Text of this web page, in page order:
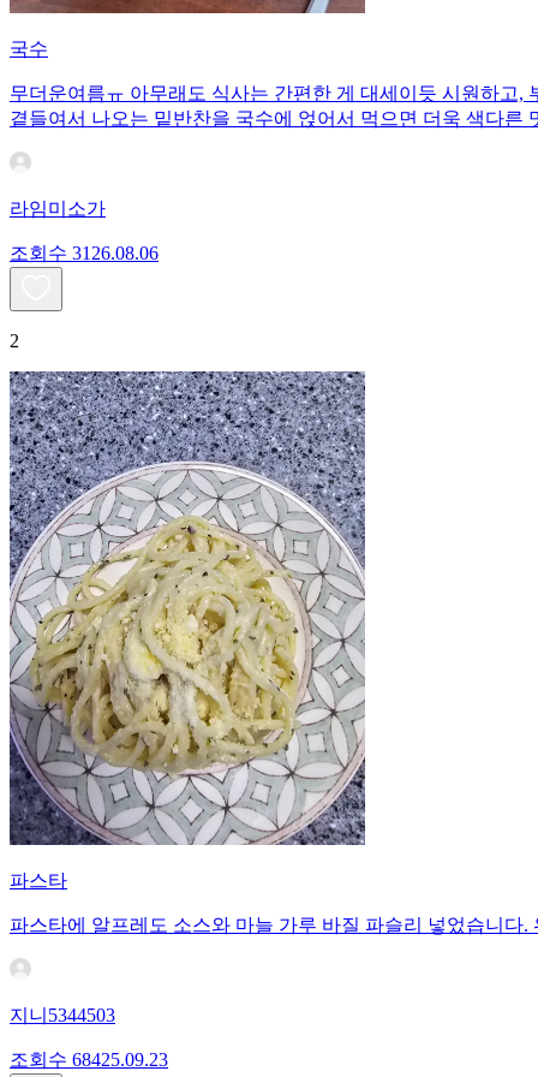
국수
무더운여름ㅠ 아무래도 식사는 간편한 게 대세이듯 시원하고
곁들여서 나오는 밑반찬을 국수에 얹어서 먹으면 더욱 색다른
라임미소가
조회수 31 26.08.06
2
파스타
파스타에 알프레도 소스와 마늘 가루 바질 파슬리 넣었습니
지니5344503
조회수 68425.09.23